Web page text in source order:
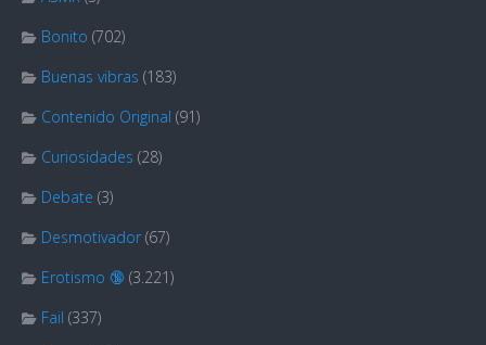
Bonito (702)
Buenas vibras (183)
Contenido Original (91)
Curiosidades (28)
Debate (3)
Desmotivador (67)
Erotismo 🔞 (3.221)
Fail (337)